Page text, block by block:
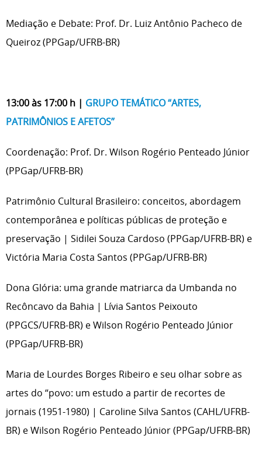
Mediação e Debate: Prof. Dr. Luiz Antônio Pacheco de
Queiroz (PPGap/UFRB-BR)
13:00 às 17:00 h | GRUPO TEMÁTICO “ARTES,
PATRIMÔNIOS E AFETOS”
Coordenação: Prof. Dr. Wilson Rogério Penteado Júnior
(PPGap/UFRB-BR)
Patrimônio Cultural Brasileiro: conceitos, abordagem
contemporânea e políticas públicas de proteção e
preservação | Sidilei Souza Cardoso (PPGap/UFRB-BR) e
Victória Maria Costa Santos (PPGap/UFRB-BR)
Dona Glória: uma grande matriarca da Umbanda no
Recôncavo da Bahia | Lívia Santos Peixouto
(PPGCS/UFRB-BR) e Wilson Rogério Penteado Júnior
(PPGap/UFRB-BR)
Maria de Lourdes Borges Ribeiro e seu olhar sobre as
artes do “povo: um estudo a partir de recortes de
jornais (1951-1980) | Caroline Silva Santos (CAHL/UFRB-
BR) e Wilson Rogério Penteado Júnior (PPGap/UFRB-BR)